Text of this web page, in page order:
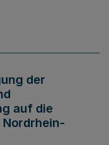
der
auf die
Nordrhein-